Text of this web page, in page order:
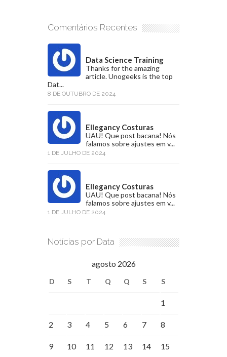
Comentários Recentes
Data Science Training
Thanks for the amazing
article. Unogeeks is the top
Dat...
8 DE OUTUBRO DE 2024
Ellegancy Costuras
UAU! Que post bacana! Nós
falamos sobre ajustes em v...
1 DE JULHO DE 2024
Ellegancy Costuras
UAU! Que post bacana! Nós
falamos sobre ajustes em v...
1 DE JULHO DE 2024
Notícias por Data
agosto 2026
D S T Q Q S S
1
2 3 4 5 6 7 8
9 10 11 12 13 14 15